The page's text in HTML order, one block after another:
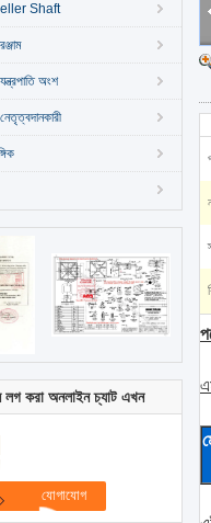
Shaft
অংশ
লগ করা অনলাইন চ্যাট এখন